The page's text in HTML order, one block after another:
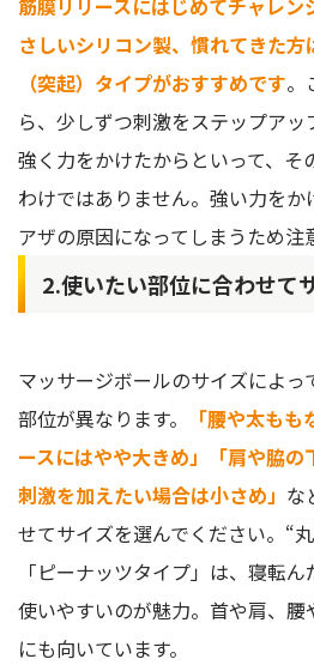
筋膜リリースにはじめてチャレ
さしいシリコン製、慣れてきた
（突起）タイプがおすすめです。
ら、少しずつ刺激をステップア
強く力をかけたからといって、そ
わけではありません。強い力を
アザの原因になってしまうため注
2.使いたい部位に合わせて
マッサージボールのサイズによっ
部位が異なります。
「腰や太も
ースにはやや大きめ」「肩や脇
刺激を加えたい場合は小さめ」 な
せてサイズを選んでください。“
「ピーナッツタイプ」は、寝転
使いやすいのが魅力。首や肩、
にも向いています。